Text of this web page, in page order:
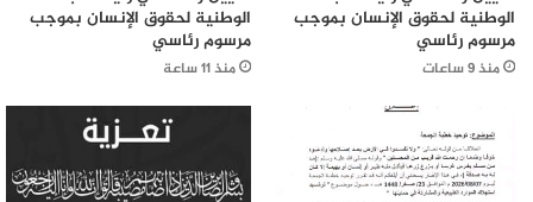
الوطنية لحقوق الإنسان بموجب
مرسوم رئاسي
منذ 9 ساعات
الوطنية لحقوق الإنسان بموجب
مرسوم رئاسي
منذ 11 ساعة